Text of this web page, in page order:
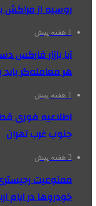
روسیه از مراکش
1 هفته پیش
آیا بازار
هر معامله‌گر باید
1 هفته پیش
اطلاعیه فوری
جنوب غرب تهران
2 هفته پیش
ممنوعیت
خودروها در ایام